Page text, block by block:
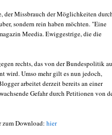
der Missbrauch der Möglichkeiten
sondern rein haben möchten. "Eine
Meedia. Ewiggestrige, die die
rechts, das von der Bundespolitik
wird. Umso mehr gilt es nun jedoch,
arbeitet derzeit bereits an einer
Gefahr durch Petitionen von
zum Download: hier